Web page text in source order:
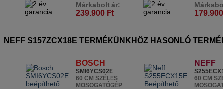
Márkabolt ár:
239.900 Ft
NEFF S157ZCX18E TERMÉKÜNKHÖZ HASONLÓ
BOSCH
SMI6YCS02E
60 CM SZÉLES
MOSOGATÓGÉP
NEFF
60 CM